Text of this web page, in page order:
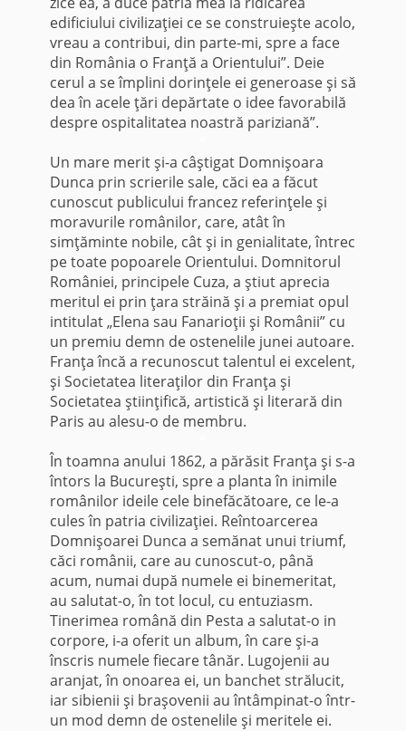
edificiului civilizaţiei ce se construieşte acolo,
vreau a contribui, din parte-mi, spre a face
din România o Franţă a Orientului”. Deie
cerul a se împlini dorinţele ei generoase şi să
dea în acele ţări depărtate o idee favorabilă
despre ospitalitatea noastră pariziană”.
Un mare merit şi-a câştigat Domnişoara
Dunca prin scrierile sale, căci ea a făcut
cunoscut publicului francez referinţele şi
moravurile românilor, care, atât în
simţăminte nobile, cât şi in genialitate, întrec
pe toate popoarele Orientului. Domnitorul
României, principele Cuza, a ştiut aprecia
meritul ei prin ţara străină şi a premiat opul
intitulat „Elena sau Fanarioţii şi Românii” cu
un premiu demn de ostenelile junei autoare.
Franţa încă a recunoscut talentul ei excelent,
şi Societatea literaţilor din Franţa şi
Societatea ştiinţifică, artistică şi literară din
Paris au alesu-o de membru.
În toamna anului 1862, a părăsit Franţa şi s-a
întors la Bucureşti, spre a planta în inimile
românilor ideile cele binefăcătoare, ce le-a
cules în patria civilizaţiei. Reîntoarcerea
Domnişoarei Dunca a semănat unui triumf,
căci românii, care au cunoscut-o, până
acum, numai după numele ei binemeritat,
au salutat-o, în tot locul, cu entuziasm.
Tinerimea română din Pesta a salutat-o in
corpore, i-a oferit un album, în care şi-a
înscris numele fiecare tânăr. Lugojenii au
aranjat, în onoarea ei, un banchet strălucit,
iar sibienii şi braşovenii au întâmpinat-o într-
un mod demn de ostenelile şi meritele ei.